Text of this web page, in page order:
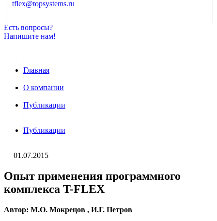
tflex@topsystems.ru
Есть вопросы?
Напишите нам!
|
Главная
|
О компании
|
Публикации
|
Публикации
01.07.2015
Опыт применения программного
комплекса T-FLEX
Автор: М.О. Мокрецов , И.Г. Петров